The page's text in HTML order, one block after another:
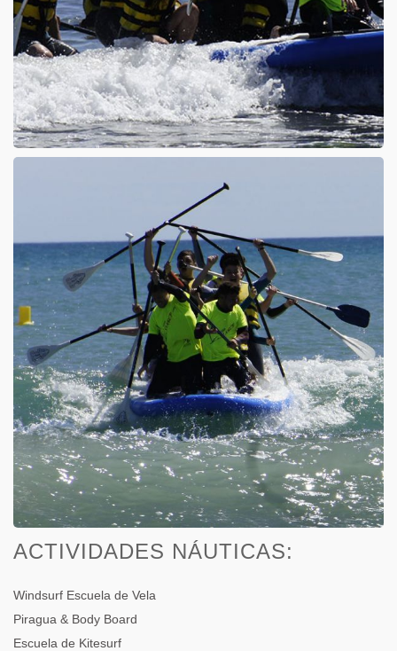
ACTIVIDADES NÁUTICAS:
Windsurf Escuela de Vela
Piragua & Body Board
Escuela de Kitesurf